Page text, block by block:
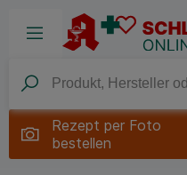
Rezept per Foto
bestellen